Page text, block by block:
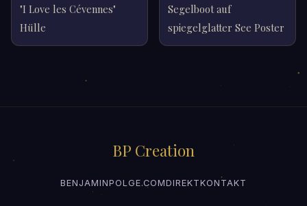
"I Love les Cévennes"
Hülle
Segelboot auf
spiegelglatter See Poster
BP Creation
BENJAMINPOLGE.COMDIREKTKONTAKT